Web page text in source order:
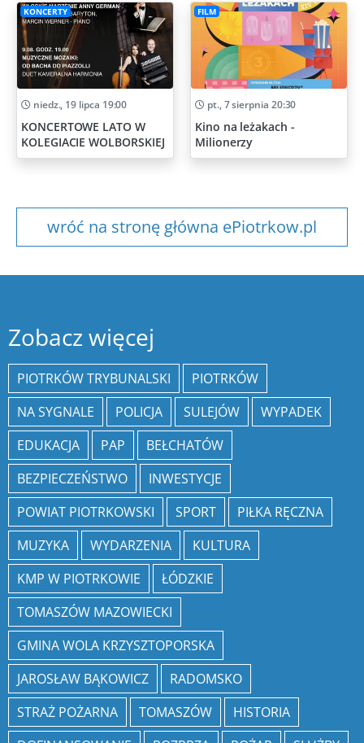
KONCERTY
niedz., 19 lipca 19:00
KONCERTOWE LATO W
KOLEGIACIE WOLBORSKIEJ
FILM
pt., 7 sierpnia 20:30
Kino na leżakach -
Milionerzy
wróć na stronę główna ePiotrkow.pl
Zobacz więcej
PIOTRKÓW TRYBUNALSKI
PIOTRKÓW
NA SYGNALE
POLICJA SULEJÓW
WYPADEK
EDUKACJA
PAP
BEŁCHATÓW
BEZPIECZEŃSTWO
INWESTYCJE
POWIAT PIOTRKOWSKI
SPORT
PIŁKA RĘCZNA
MUZYKA
WYDARZENIA
KULTURA
KMP W PIOTRKOWIE
ŁÓDZKIE
TOMASZÓW MAZOWIECKI
GMINA WOLA KRZYSZTOPORSKA
JAROSŁAW BĄKOWICZ
RADOMSKO
STRAŻ POŻARNA
TOMASZÓW
HISTORIA